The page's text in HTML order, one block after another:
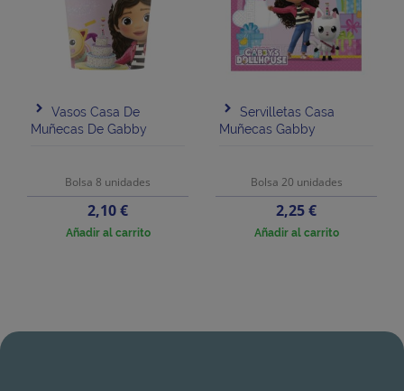
Vasos Casa De
Muñecas De Gabby
Bolsa 8 unidades
Precio
2,10 €
Añadir al carrito
Servilletas Casa
Muñecas Gabby
Bolsa 20 unidades
Precio
2,25 €
Añadir al carrito